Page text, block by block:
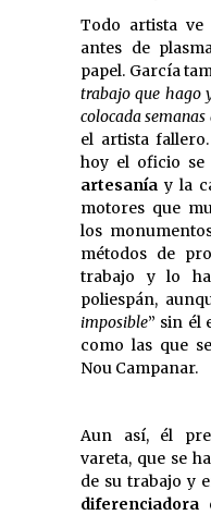
Todo artista ve
antes de
papel. García
trabajo que hago
colocada semanas
el artista
hoy el oficio se
artesanía y la
motores que
los
métodos de
trabajo y lo
poliespán,
imposible” sin él
como las que
Nou Campanar.
Aun así, él
vareta, que se
de su trabajo y
diferenciadora